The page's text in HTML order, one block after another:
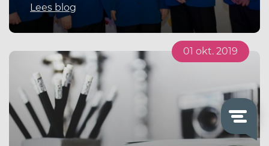
Lees blog
01 okt. 2019